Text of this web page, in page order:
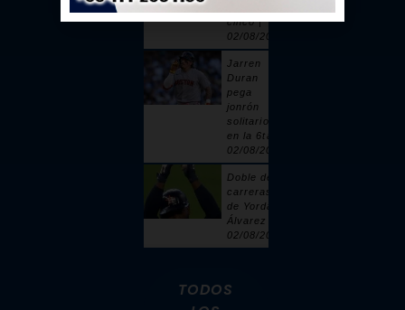
cinco |
02/08/2026
Jarren
Duran
pega
jonrón
solitario
en la 6ta |
02/08/2026
Doble de 2
carreras
de Yordan
Álvarez |
02/08/2026
TODOS